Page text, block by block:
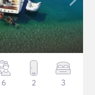
6 2 3